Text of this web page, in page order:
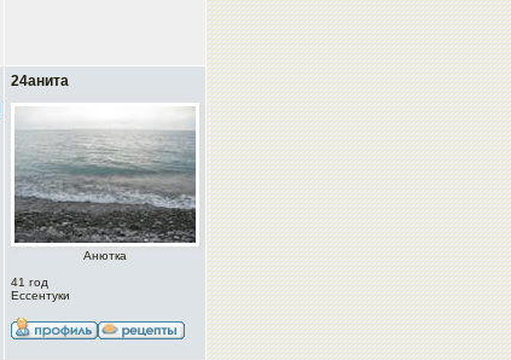
24анита
Анюткa
41 год
Ессентуки